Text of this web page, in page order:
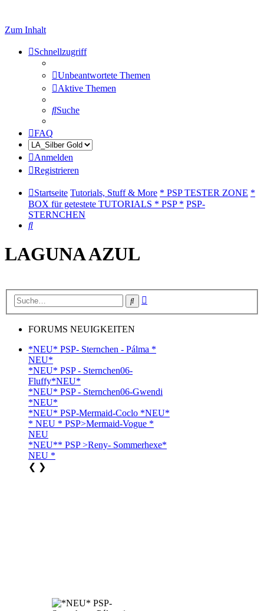
Zum Inhalt
Schnellzugriff
Unbeantwortete Themen
Aktive Themen
Suche
FAQ
Anmelden
Registrieren
Startseite Tutorials, Stuff & More * PSP TESTER ZONE *
BOX für getestete TUTORIALS * PSP * PSP-
STERNCHEN
Suche
LAGUNA AZUL
Suche
FORUMS NEUIGKEITEN
*NEU* PSP- Sternchen - Pálma *
NEU*
*NEU* PSP - Sternchen06-
Fluffy*NEU*
*NEU* PSP - Sternchen06-Gwendi
*NEU*
*NEU* PSP-Mermaid-Coclo *NEU*
* NEU * PSP>Mermaid-Vogue *
NEU
*NEU** PSP >Reny- Sommerhexe*
NEU *
❮ ❯